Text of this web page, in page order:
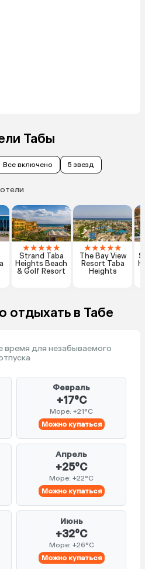
Табы
Все включено 5 звезд
★★★★★
Strand Taba
Heights Beach
& Golf Resort
★★★★★
The Bay View
Resort Taba
Heights
отдыхать в Табе
время для незабываемого
Февраль
+17°C
Море: +21°C
Можно купаться
Апрель
+25°C
Море: +22°C
Можно купаться
Июнь
+32°C
Море: +26°C
Можно купаться